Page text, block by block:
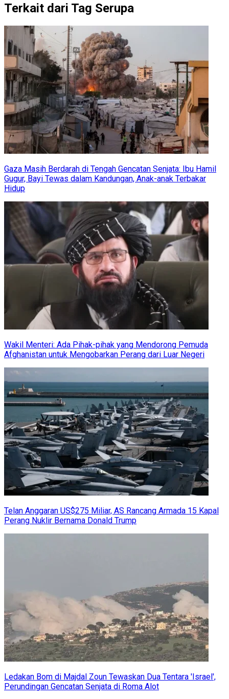
Terkait dari Tag Serupa
Gaza Masih Berdarah di Tengah Gencatan Senjata: Ibu Hamil
Gugur, Bayi Tewas dalam Kandungan, Anak-anak Terbakar
Hidup
Wakil Menteri: Ada Pihak-pihak yang Mendorong Pemuda
Afghanistan untuk Mengobarkan Perang dari Luar Negeri
Telan Anggaran US$275 Miliar, AS Rancang Armada 15 Kapal
Perang Nuklir Bernama Donald Trump
Ledakan Bom di Majdal Zoun Tewaskan Dua Tentara 'Israel',
Perundingan Gencatan Senjata di Roma Alot